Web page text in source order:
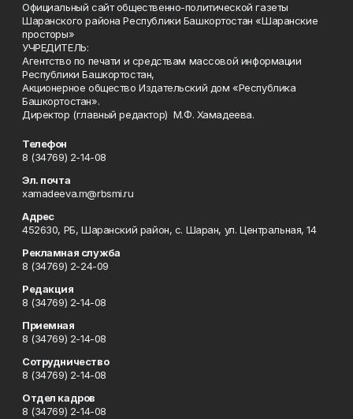
Официальный сайт общественно-политической газеты
Шаранского района Республики Башкортостан «Шаранские
просторы»
УЧРЕДИТЕЛЬ:
Агентство по печати и средствам массовой информации
Республики Башкортостан,
Акционерное общество Издательский дом «Республика
Башкортостан».
Директор (главный редактор) М.Ф. Хамадеева.
Телефон
8 (34769) 2-14-08
Эл. почта
xamadeeva.m@rbsmi.ru
Адрес
452630, РБ, Шаранский район, с. Шаран, ул. Центральная, 14
Рекламная служба
8 (34769) 2-24-09
Редакция
8 (34769) 2-14-08
Приемная
8 (34769) 2-14-08
Сотрудничество
8 (34769) 2-14-08
Отдел кадров
8 (34769) 2-14-08